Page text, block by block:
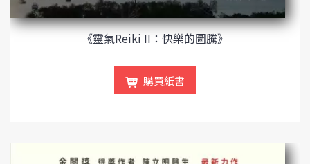
《靈氣Reiki II：快樂的圖騰》
購買紙書